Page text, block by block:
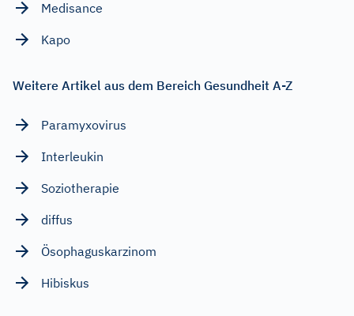
Medisance
Kapo
Weitere Artikel aus dem Bereich Gesundheit A-Z
Paramyxovirus
Interleukin
Soziotherapie
diffus
Ösophaguskarzinom
Hibiskus